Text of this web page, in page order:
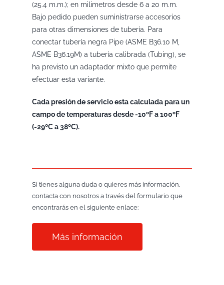
(25.4 m.m.); en milimetros desde 6 a 20 m.m.
Bajo pedido pueden suministrarse accesorios
para otras dimensiones de tubería. Para
conectar tubería negra Pipe (ASME B36.10 M,
ASME B36.19M) a tubería calibrada (Tubing), se
ha previsto un adaptador mixto que permite
efectuar esta variante.
Cada presión de servicio esta calculada para un
campo de temperaturas desde -10ºF a 100ºF
(-29ºC a 38ºC).
Si tienes alguna duda o quieres más información,
contacta con nosotros a través del formulario que
encontrarás en el siguiente enlace:
Más información